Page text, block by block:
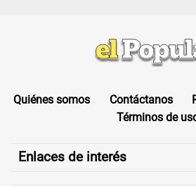
Quiénes somos Contáctanos
Términos de
Enlaces de interés